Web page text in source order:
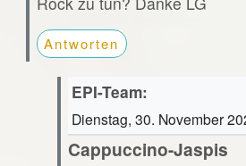
Antworten
EPI-Team:
Dienstag, 30. November
Cappuccino-Jaspis